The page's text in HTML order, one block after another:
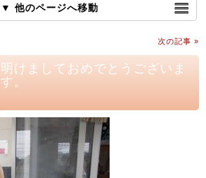
▼ 他のページへ移動
次の記事 »
明けましておめでとうございま
す。